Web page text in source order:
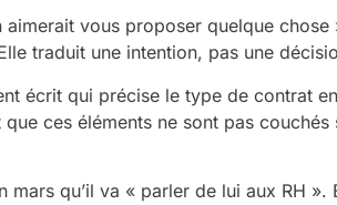
vous proposer quelque chose
traduit une intention, pas une
écrit qui précise le type de contrat
ces éléments ne sont pas couchés
mars qu’il va « parler de lui aux RH